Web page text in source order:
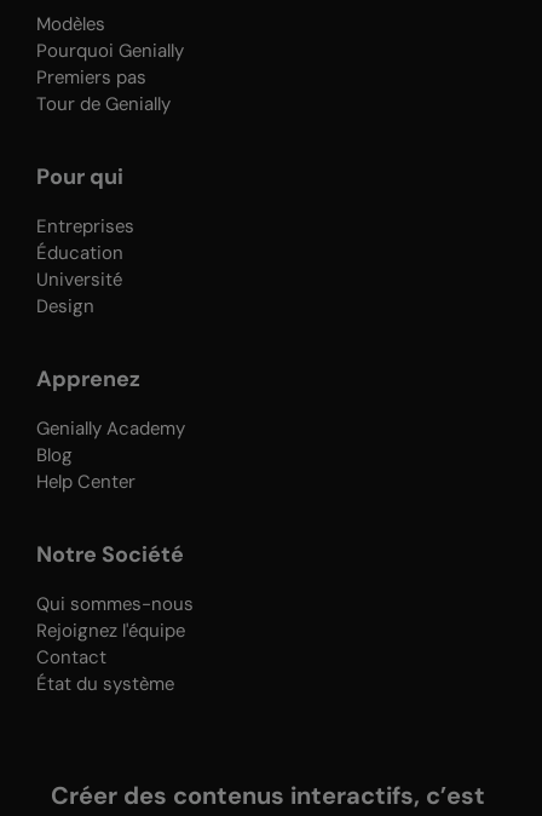
Modèles
Pourquoi Genially
Premiers pas
Tour de Genially
Pour qui
Entreprises
Éducation
Université
Design
Apprenez
Genially Academy
Blog
Help Center
Notre Société
Qui sommes-nous
Rejoignez l'équipe
Contact
État du système
Créer des contenus interactifs, c’est